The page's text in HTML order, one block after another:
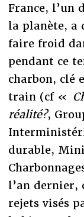
France, l’un
la planète, a
faire froid
pendant ce
charbon, clé
train (cf «
réalité?,
durable,
l’an dernier,
rejets visés